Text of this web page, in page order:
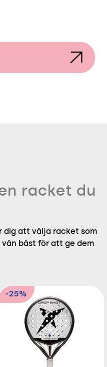
racket du
dig att välja racket som
bäst för att ge dem
-25%